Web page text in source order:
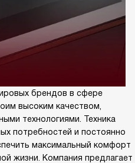
брендов в сфере
высоким качеством,
технологиями. Техника
потребностей и постоянно
максимальный комфорт
жизни. Компания предлагает